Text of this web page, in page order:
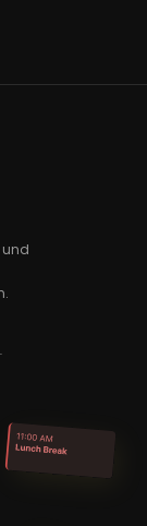
und